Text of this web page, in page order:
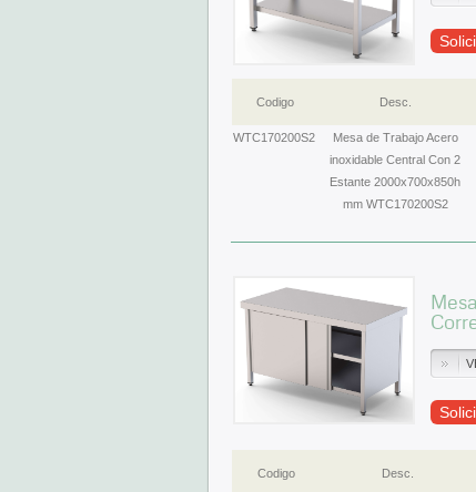
Codigo Desc.
WTC170200S2
Mesa de Trabajo Acero
inoxidable Central Con 2
Estante 2000x700x850h
mm WTC170200S2
Codigo Desc.